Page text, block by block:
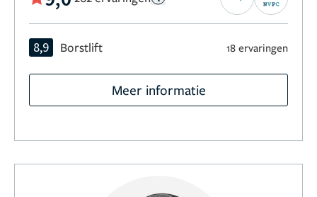
8,9 Borstlift 18 ervaringen
Meer informatie